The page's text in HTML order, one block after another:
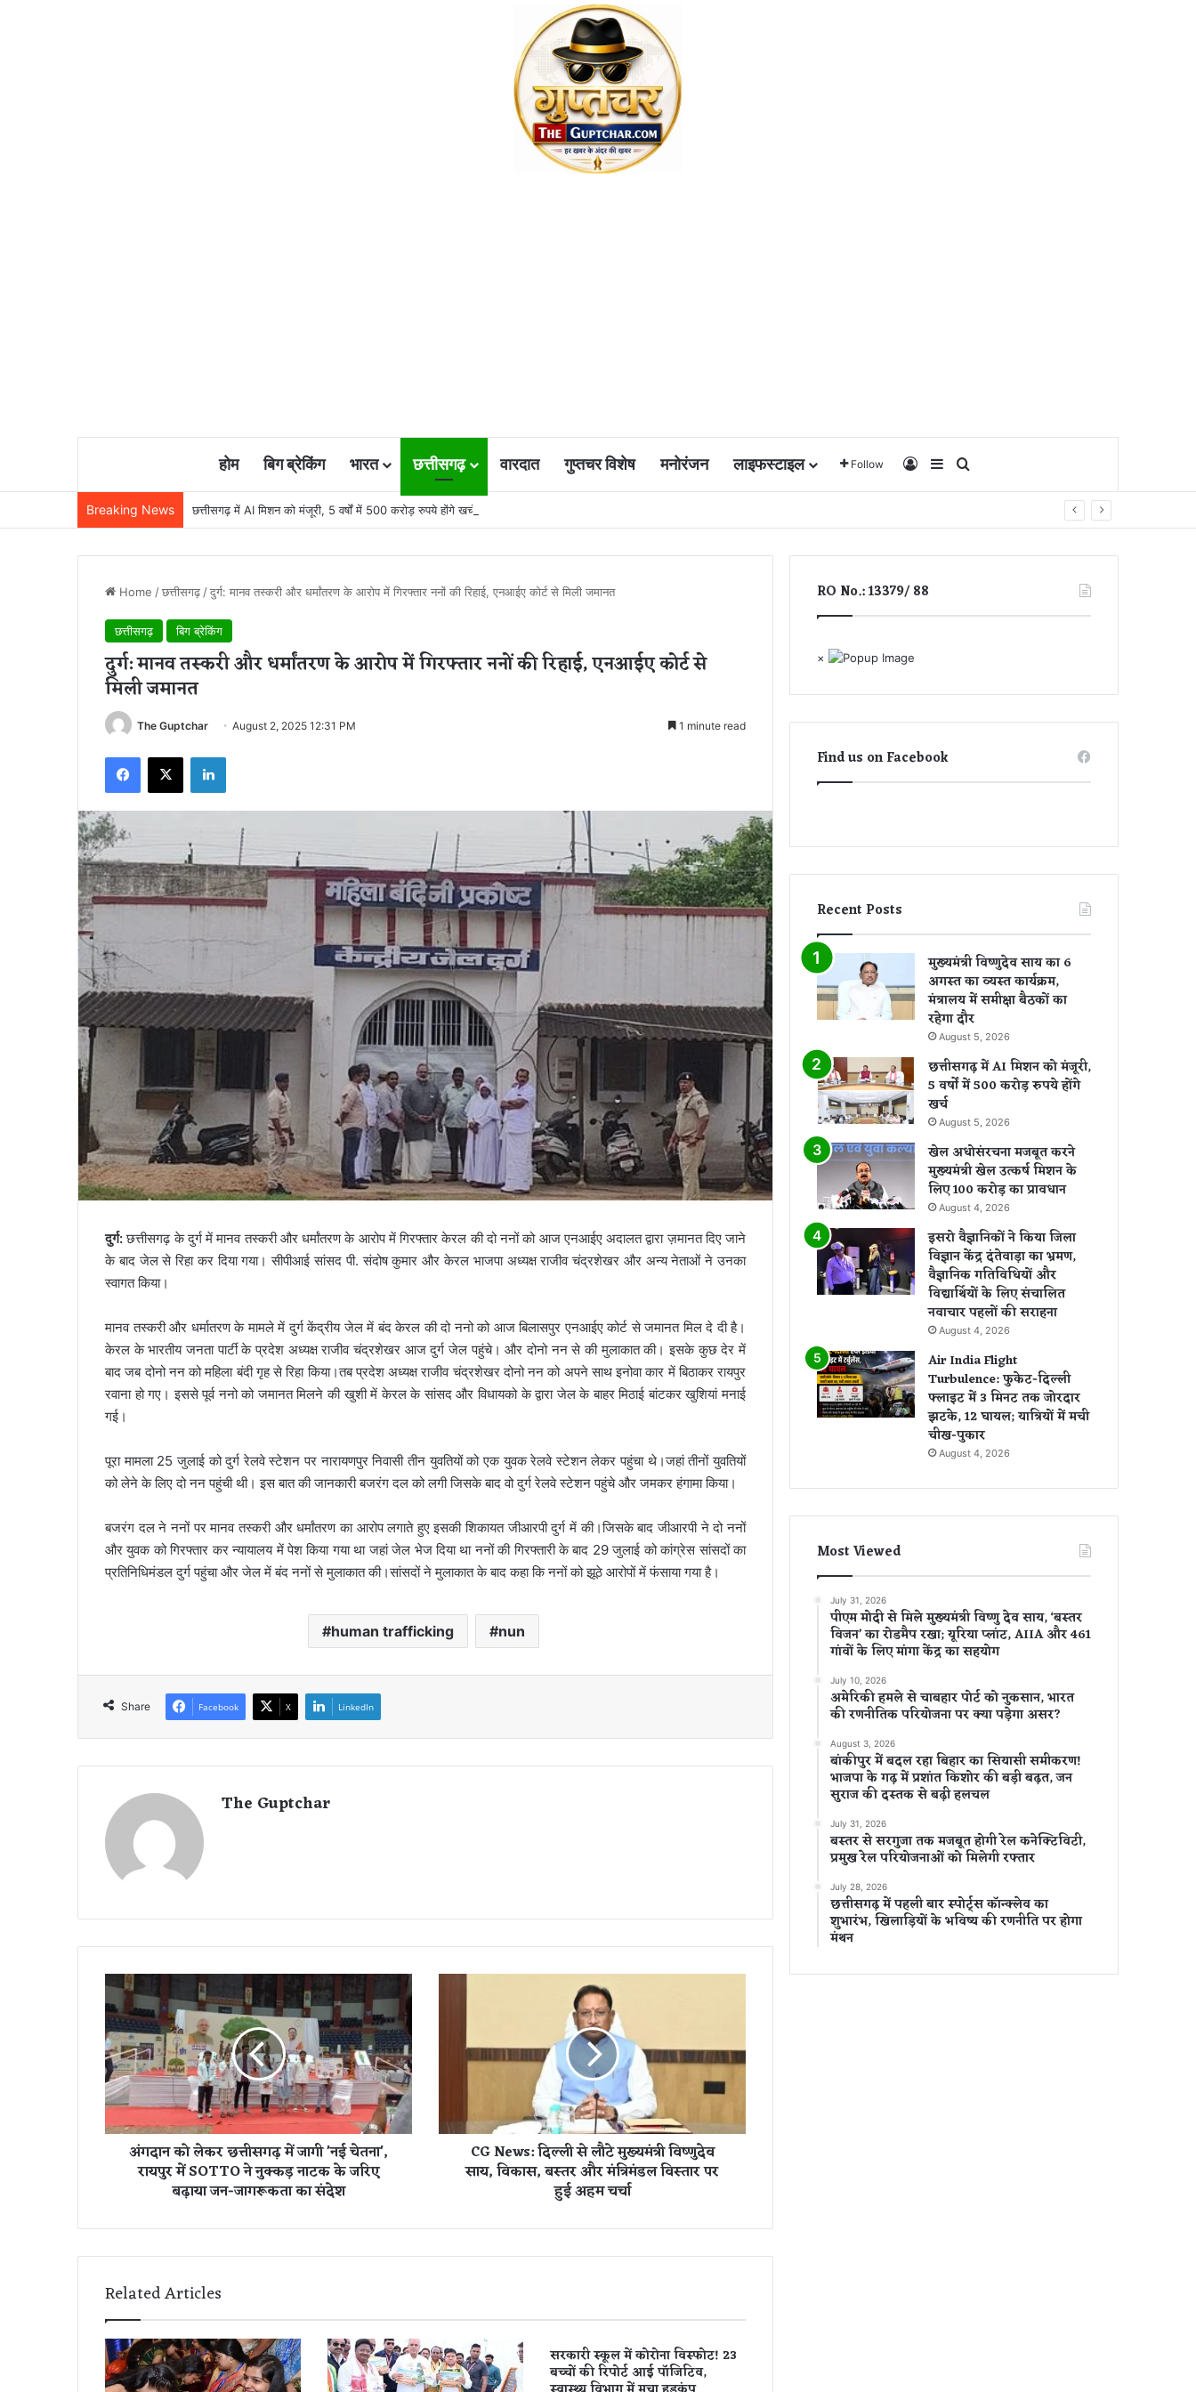
होम बिग ब्रेकिंग भारत छत्तीसगढ़ वारदात गुप्तचर विशेष मनोरंजन लाइफस्टाइल Follow Log InSidebar
Breaking News छत्तीसगढ़ में AI मिशन को मंजूरी, 5 वर्षों में 500 करोड़ रुपये होंगे खर्च
Home /छत्तीसगढ़ /दुर्ग: मानव तस्करी और धर्मांतरण के आरोप में गिरफ्तार ननों की रिहाई, एनआईए कोर्ट से मिली जमानत
छत्तीसगढ़ बिग ब्रेकिंग
दुर्ग: मानव तस्करी और धर्मांतरण के आरोप में गिरफ्तार ननों की रिहाई, एनआईए कोर्ट से
मिली जमानत
The Guptchar August 2, 2025 12:31 PM 1 minute read
दुर्ग:छत्तीसगढ़ के दुर्ग में मानव तस्करी और धर्मांतरण के आरोप में गिरफ्तार केरल की दो ननों को आज एनआईए अदालत द्वारा ज़मानत दिए जाने
के बाद जेल से रिहा कर दिया गया। सीपीआई सांसद पी. संदोष कुमार और केरल भाजपा अध्यक्ष राजीव चंद्रशेखर और अन्य नेताओं ने उनका
स्वागत किया।
मानव तस्करी और धर्मातरण के मामले में दुर्ग केंद्रीय जेल में बंद केरल की दो ननो को आज बिलासपुर एनआईए कोर्ट से जमानत मिल दे दी है।
केरल के भारतीय जनता पार्टी के प्रदेश अध्यक्ष राजीव चंद्रशेखर आज दुर्ग जेल पहुंचे। और दोनो नन से की मुलाकात की। इसके कुछ देर में
बाद जब दोनो नन को महिला बंदी गृह से रिहा किया।तब प्रदेश अध्यक्ष राजीव चंद्रशेखर दोनो नन को अपने साथ इनोवा कार में बिठाकर रायपुर
रवाना हो गए। इससे पूर्व ननो को जमानत मिलने की खुशी में केरल के सांसद और विधायको के द्वारा जेल के बाहर मिठाई बांटकर खुशियां मनाई
गई।
पूरा मामला 25 जुलाई को दुर्ग रेलवे स्टेशन पर नारायणपुर निवासी तीन युवतियों को एक युवक रेलवे स्टेशन लेकर पहुंचा थे।जहां तीनों युवतियों
को लेने के लिए दो नन पहुंची थी। इस बात की जानकारी बजरंग दल को लगी जिसके बाद वो दुर्ग रेलवे स्टेशन पहुंचे और जमकर हंगामा किया।
बजरंग दल ने ननों पर मानव तस्करी और धर्मांतरण का आरोप लगाते हुए इसकी शिकायत जीआरपी दुर्ग में की।जिसके बाद जीआरपी ने दो ननों
और युवक को गिरफ्तार कर न्यायालय में पेश किया गया था जहां जेल भेज दिया था ननों की गिरफ्तारी के बाद 29 जुलाई को कांग्रेस सांसदों का
प्रतिनिधिमंडल दुर्ग पहुंचा और जेल में बंद ननों से मुलाकात की।सांसदों ने मुलाकात के बाद कहा कि ननों को झूठे आरोपों में फंसाया गया है।
human trafficking nun
Share Facebook X LinkedIn
The Guptchar
अं
ग
दा
न
को
ले
क
छ
में
न
ई
चे
त
ना
अंगदान को लेकर छत्तीसगढ़ में जागी 'नई चेतना',
रायपुर में SOTTO ने नुक्कड़ नाटक के जरिए
बढ़ाया जन-जागरूकता का संदेश
ल्ली
ख्य
दे
सा
य
CG News: दिल्ली से लौटे मुख्यमंत्री विष्णुदेव
साय, विकास, बस्तर और मंत्रिमंडल विस्तार पर
हुई अहम चर्चा
Related Articles
सरकारी स्कूल में कोरोना विस्फोट! 23
बच्चों की रिपोर्ट आई पॉजिटिव,
RO No.: 13379/ 88
×
Find us on Facebook
Recent Posts
मुख्यमंत्री विष्णुदेव साय का 6
अगस्त का व्यस्त कार्यक्रम,
मंत्रालय में समीक्षा बैठकों का
रहेगा दौर
August 5, 2026
छत्तीसगढ़ में AI मिशन को मंजूरी,
5 वर्षों में 500 करोड़ रुपये होंगे
खर्च
August 5, 2026
खेल अधोसंरचना मजबूत करने
मुख्यमंत्री खेल उत्कर्ष मिशन के
लिए 100 करोड़ का प्रावधान
August 4, 2026
इसरो वैज्ञानिकों ने किया जिला
विज्ञान केंद्र दंतेवाड़ा का भ्रमण,
वैज्ञानिक गतिविधियों और
विद्यार्थियों के लिए संचालित
नवाचार पहलों की सराहना
August 4, 2026
Air India Flight
Turbulence: फुकेट-दिल्ली
फ्लाइट में 3 मिनट तक जोरदार
झटके, 12 घायल; यात्रियों में मची
चीख-पुकार
August 4, 2026
Most Viewed
July 31, 2026
पीएम मोदी से मिले मुख्यमंत्री विष्णु देव साय, ‘बस्तर
विजन’ का रोडमैप रखा; यूरिया प्लांट, AIIA और 461
गांवों के लिए मांगा केंद्र का सहयोग
July 10, 2026
अमेरिकी हमले से चाबहार पोर्ट को नुकसान, भारत
की रणनीतिक परियोजना पर क्या पड़ेगा असर?
August 3, 2026
बांकीपुर में बदल रहा बिहार का सियासी समीकरण!
भाजपा के गढ़ में प्रशांत किशोर की बड़ी बढ़त, जन
सुराज की दस्तक से बढ़ी हलचल
July 31, 2026
बस्तर से सरगुजा तक मजबूत होगी रेल कनेक्टिविटी,
प्रमुख रेल परियोजनाओं को मिलेगी रफ्तार
July 28, 2026
छत्तीसगढ़ में पहली बार स्पोर्ट्स कॉन्क्लेव का
शुभारंभ, खिलाड़ियों के भविष्य की रणनीति पर होगा
मंथन